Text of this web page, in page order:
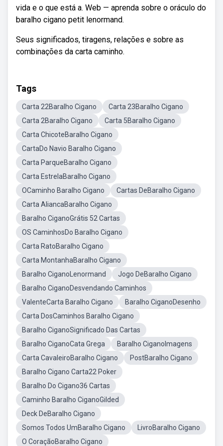
vida e o que está a. Web — aprenda sobre o oráculo do
baralho cigano petit lenormand.
Seus significados, tiragens, relações e sobre as
combinações da carta caminho.
Tags
Carta 22Baralho Cigano
Carta 23Baralho Cigano
Carta 2Baralho Cigano
Carta 5Baralho Cigano
Carta ChicoteBaralho Cigano
CartaDo Navio Baralho Cigano
Carta ParqueBaralho Cigano
Carta EstrelaBaralho Cigano
OCaminho Baralho Cigano
Cartas DeBaralho Cigano
Carta AliancaBaralho Cigano
Baralho CiganoGrátis 52 Cartas
OS CaminhosDo Baralho Cigano
Carta RatoBaralho Cigano
Carta MontanhaBaralho Cigano
Baralho CiganoLenormand
Jogo DeBaralho Cigano
Baralho CiganoDesvendando Caminhos
ValenteCarta Baralho Cigano
Baralho CiganoDesenho
Carta DosCaminhos Baralho Cigano
Baralho CiganoSignificado Das Cartas
Baralho CiganoCata Grega
Baralho CiganoImagens
Carta CavaleiroBaralho Cigano
PostBaralho Cigano
Baralho Cigano Carta22 Poker
Baralho Do Cigano36 Cartas
Caminho Baralho CiganoGilded
Deck DeBaralho Cigano
Somos Todos UmBaralho Cigano
LivroBaralho Cigano
O CoraçãoBaralho Cigano